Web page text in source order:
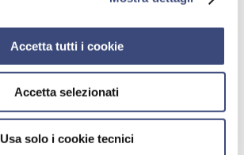
Accetta tutti i cookie
Accetta selezionati
Usa solo i cookie tecnici